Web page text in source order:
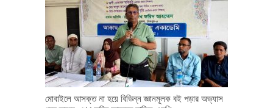
মোবাইলে আসক্ত না হয়ে বিভিন্ন জ্ঞানমূলক বই পড়ার অভ্যাস